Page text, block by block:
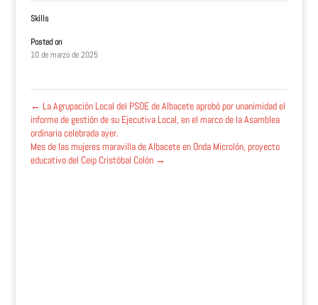
Skills
Posted on
10 de marzo de 2025
← La Agrupación Local del PSOE de Albacete aprobó por unanimidad el
informe de gestión de su Ejecutiva Local, en el marco de la Asamblea
ordinaria celebrada ayer.
Mes de las mujeres maravilla de Albacete en Onda Microlón, proyecto
educativo del Ceip Cristóbal Colón →